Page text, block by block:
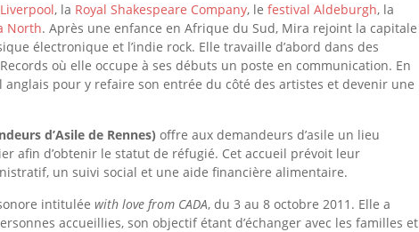
, la Royal Shakespeare Company, le festival Aldeburgh, la
North. Après une enfance en Afrique du Sud, Mira rejoint la capitale
électronique et l’indie rock. Elle travaille d’abord dans des
où elle occupe à ses débuts un poste en communication. En
pour y refaire son entrée du côté des artistes et devenir une
d’Asile de Rennes) offre aux demandeurs d’asile un lieu
afin d’obtenir le statut de réfugié. Cet accueil prévoit leur
un suivi social et une aide financière alimentaire.
intitulée with love from CADA, du 3 au 8 octobre 2011. Elle a
accueillies, son objectif étant d’échanger avec les familles et